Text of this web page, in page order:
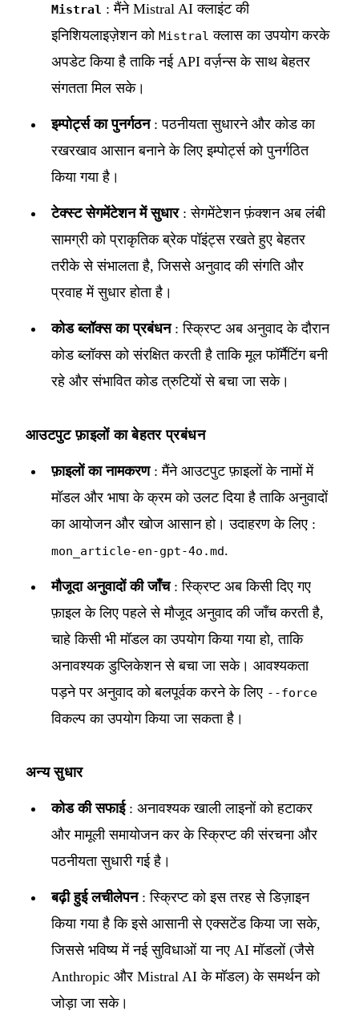
Mistral : मैंने Mistral AI क्लाइंट की
इनिशियलाइज़ेशन को Mistral क्लास का उपयोग करके
अपडेट किया है ताकि नई API वर्ज़न्स के साथ बेहतर
संगतता मिल सके।
इम्पोर्ट्स का पुनर्गठन: पठनीयता सुधारने और कोड का
रखरखाव आसान बनाने के लिए इम्पोर्ट्स को पुनर्गठित
किया गया है।
टेक्स्ट सेगमेंटेशन में सुधार: सेगमेंटेशन फ़ंक्शन अब लंबी
सामग्री को प्राकृतिक ब्रेक पॉइंट्स रखते हुए बेहतर
तरीके से संभालता है, जिससे अनुवाद की संगति और
प्रवाह में सुधार होता है।
कोड ब्लॉक्स का प्रबंधन: स्क्रिप्ट अब अनुवाद के दौरान
कोड ब्लॉक्स को संरक्षित करती है ताकि मूल फॉर्मैटिंग बनी
रहे और संभावित कोड त्रुटियों से बचा जा सके।
आउटपुट फ़ाइलों का बेहतर प्रबंधन
फ़ाइलों का नामकरण: मैंने आउटपुट फ़ाइलों के नामों में
मॉडल और भाषा के क्रम को उलट दिया है ताकि अनुवादों
का आयोजन और खोज आसान हो। उदाहरण के लिए :
mon_article-en-gpt-4o.md.
मौजूदा अनुवादों की जाँच: स्क्रिप्ट अब किसी दिए गए
फ़ाइल के लिए पहले से मौजूद अनुवाद की जाँच करती है,
चाहे किसी भी मॉडल का उपयोग किया गया हो, ताकि
अनावश्यक डुप्लिकेशन से बचा जा सके। आवश्यकता
पड़ने पर अनुवाद को बलपूर्वक करने के लिए --force
विकल्प का उपयोग किया जा सकता है।
अन्य सुधार
कोड की सफाई: अनावश्यक खाली लाइनों को हटाकर
और मामूली समायोजन कर के स्क्रिप्ट की संरचना और
पठनीयता सुधारी गई है।
बढ़ी हुई लचीलेपन: स्क्रिप्ट को इस तरह से डिज़ाइन
किया गया है कि इसे आसानी से एक्सटेंड किया जा सके,
जिससे भविष्य में नई सुविधाओं या नए AI मॉडलों (जैसे
Anthropic और Mistral AI के मॉडल) के समर्थन को
जोड़ा जा सके।